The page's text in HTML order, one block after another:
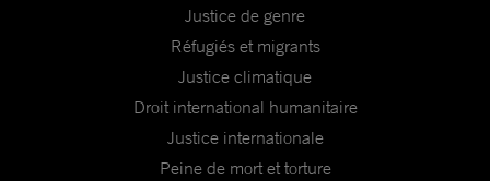
Justice de genre
Réfugiés et migrants
Justice climatique
Droit international humanitaire
Justice internationale
Peine de mort et torture